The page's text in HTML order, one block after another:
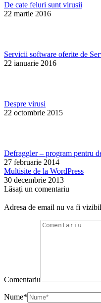
De cate feluri sunt virusii
22 martie 2016
Servicii software oferite de
22 ianuarie 2016
Despre virusi
22 octombrie 2015
Defraggler – program pentru
27 februarie 2014
Multisite de la WordPress
30 decembrie 2013
Lăsați un comentariu
Adresa de email nu va fi
Comentariu
Nume*